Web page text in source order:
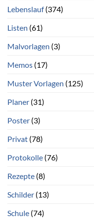
Lebenslauf(374)
Listen (61)
Malvorlagen (3)
Memos (17)
Muster Vorlagen (125)
Planer (31)
Poster (3)
Privat (78)
Protokolle (76)
Rezepte (8)
Schilder (13)
Schule (74)